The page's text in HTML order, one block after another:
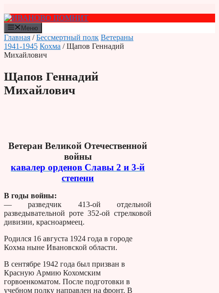
к
содержимому
Меню
Главная /Бессмертный полк Ветераны
1941-1945 Кохма / Щапов Геннадий
Михайлович
Щапов Геннадий
Михайлович
Ветеран Великой Отечественной
войны
кавалер орденов Славы 2 и 3-й
степени
В годы войны:
— разведчик 413-ой отдельной
разведывательной роте 352-ой стрелковой
дивизии, красноармеец.
Родился 16 августа 1924 года в городе
Кохма ныне Ивановской области.
В сентябре 1942 года был призван в
Красную Армию Кохомским
горвоенкоматом. После подготовки в
учебном полку направлен на фронт. В